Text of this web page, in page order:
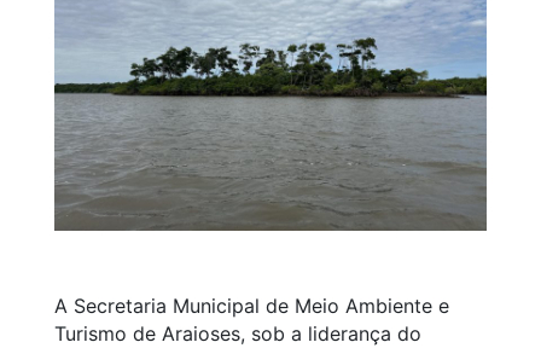
A Secretaria Municipal de Meio Ambiente e
Turismo de Araioses, sob a liderança do